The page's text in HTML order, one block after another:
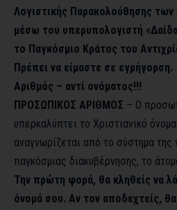
Λογιστικής Παρακολούθησης
μέσω του υπερυπολογιστή
το Παγκόσμιο Κράτος του
Πρέπει να είμαστε σε εγρήγορση.
Αριθμός – αντί ονόματος!!!
ΠΡΟΣΩΠΙΚΟΣ ΑΡΙΘΜΟΣ – Ο
υπερκαλύπτει το Χριστιανικό
αναγνωρίζεται από το σύστημα της
παγκόσμιας διακυβέρνησης, το
Την πρώτη φορά, θα κληθείς να
όνομά σου. Αν τον αποδεχτείς,